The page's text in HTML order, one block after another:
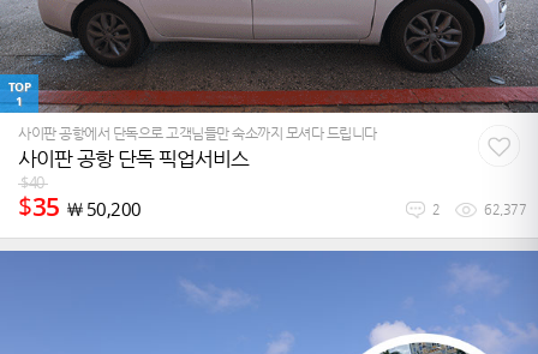
TOP
1
사이판 공항에서 단독으로 고객님들만 숙소까지 모셔다 드립니다
사이판 공항 단독 픽업서비스
$40
$35 ￦ 50,200 2 62,377